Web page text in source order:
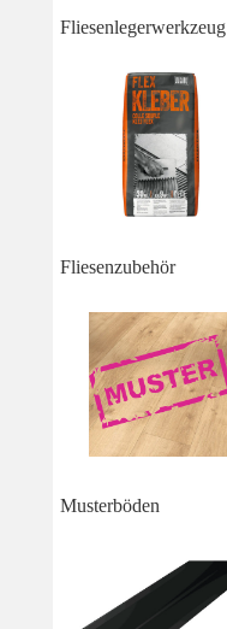
Fliesenlegerwerkzeug
Fliesenzubehör
Musterböden